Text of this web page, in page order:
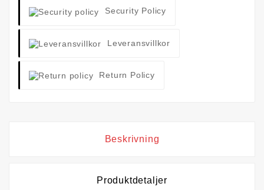
Security Policy
Leveransvillkor
Return Policy
Beskrivning
Produktdetaljer